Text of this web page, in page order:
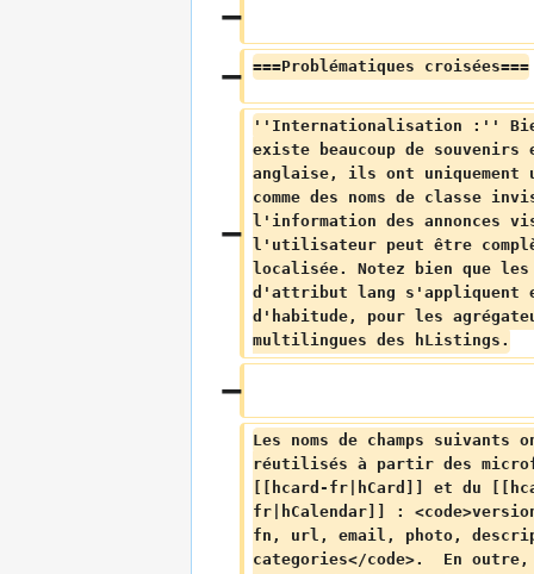
===Problématiques croisées===
''Internationalisation :''
existe beaucoup de souvenirs
anglaise, ils ont
comme des noms de classe
l'information des annonces
l'utilisateur peut être
localisée. Notez bien que
d'attribut lang s'appliquent
d'habitude, pour les
multilingues des hListings.
Les noms de champs suivants
réutilisés à partir des
[[hcard-fr|hCard]] et du
fr|hCalendar]] :
fn, url, email, photo,
categories</code>.  En